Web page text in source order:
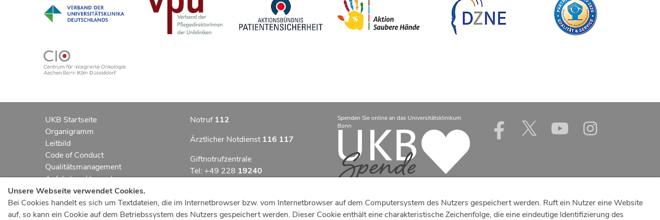
UKB Startseite
Organigramm
Leitbild
Code of Conduct
Qualitätsmanagement
Anfahrt und Lageplan
Erklärung zur Barrierefreiheit
Datenschutzerklärung
AGBs
Notruf 112
Ärztlicher Notdienst 116 117
Giftnotrufzentrale
Tel: +49 228 19240
Kindernotfallzentrum Bonn
Spenden Sie online an das Universitätsklinikum
Bonn
Unsere Webseite verwendet Cookies.
Bei Cookies handelt es sich um Textdateien, die im Internetbrowser bzw. vom Internetbrowser auf dem Computersystem des Nutzers gespeichert werden. Ruft ein Nutzer eine Website
auf, so kann ein Cookie auf dem Betriebssystem des Nutzers gespeichert werden. Dieser Cookie enthält eine charakteristische Zeichenfolge, die eine eindeutige Identifizierung des